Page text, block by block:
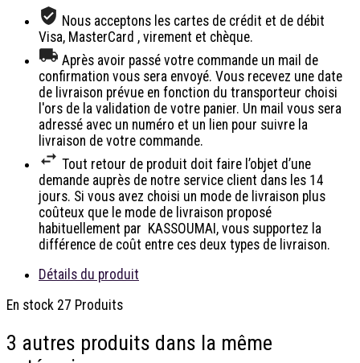
Nous acceptons les cartes de crédit et de débit
Visa, MasterCard , virement et chèque.
Après avoir passé votre commande un mail de
confirmation vous sera envoyé. Vous recevez une date
de livraison prévue en fonction du transporteur choisi
l'ors de la validation de votre panier. Un mail vous sera
adressé avec un numéro et un lien pour suivre la
livraison de votre commande.
Tout retour de produit doit faire l’objet d’une
demande auprès de notre service client dans les 14
jours. Si vous avez choisi un mode de livraison plus
coûteux que le mode de livraison proposé
habituellement par KASSOUMAI, vous supportez la
différence de coût entre ces deux types de livraison.
Détails du produit
En stock 27 Produits
3 autres produits dans la même